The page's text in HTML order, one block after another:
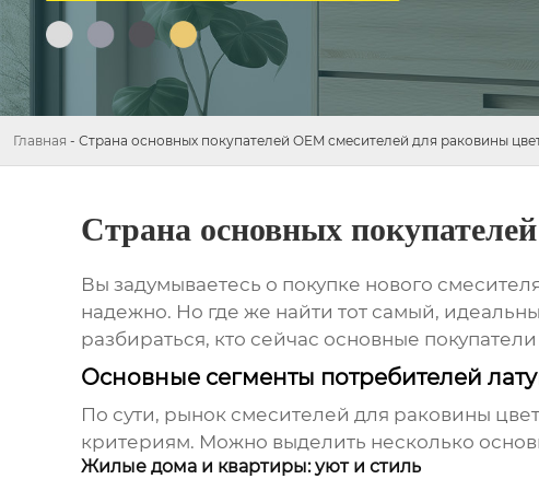
Главная - Страна основных покупателей OEM смесителей для раковины
Страна основных
Вы задумываетесь о покупке нового
надежно. Но где же найти тот самый,
разбираться, кто сейчас основные покупатели
Основные сегменты потребителей
По сути, рынок смесителей для раковины
критериям. Можно выделить несколько
Жилые дома и квартиры: уют и стиль